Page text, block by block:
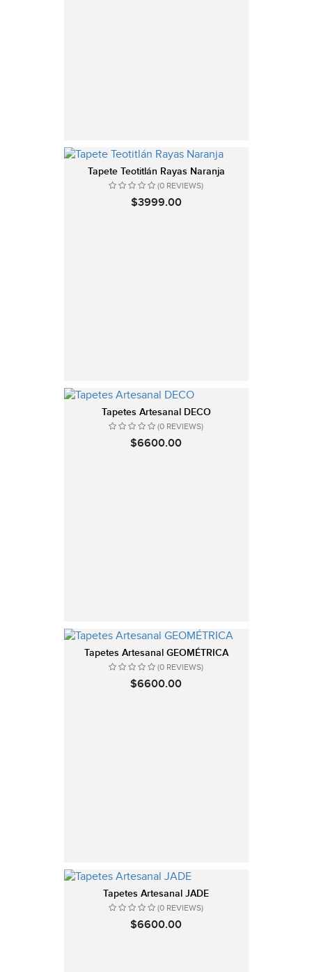
Tapete Teotitlán Rayas Naranja
(0 REVIEWS)
$3999.00
Tapetes Artesanal DECO
(0 REVIEWS)
$6600.00
Tapetes Artesanal GEOMÉTRICA
(0 REVIEWS)
$6600.00
Tapetes Artesanal JADE
(0 REVIEWS)
$6600.00